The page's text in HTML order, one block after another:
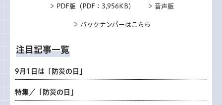
PDF版（PDF：3,956KB） 音声版
バックナンバーはこちら
注目記事一覧
9月1日は「防災の日」
特集／「防災の日」